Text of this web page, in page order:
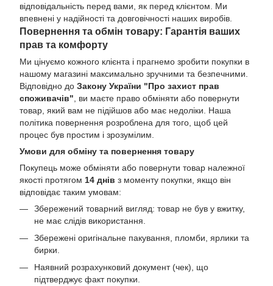
відповідальність перед вами, як перед клієнтом. Ми
впевнені у надійності та довговічності наших виробів.
Повернення та обмін товару: Гарантія ваших
прав та комфорту
Ми цінуємо кожного клієнта і прагнемо зробити покупки в
нашому магазині максимально зручними та безпечними.
Відповідно до Закону України "Про захист прав
споживачів" , ви маєте право обміняти або повернути
товар, який вам не підійшов або має недоліки. Наша
політика повернення розроблена для того, щоб цей
процес був простим і зрозумілим.
Умови для обміну та повернення товару
Покупець може обміняти або повернути товар належної
якості протягом 14 днів з моменту покупки, якщо він
відповідає таким умовам:
Збережений товарний вигляд: товар не був у вжитку,
не має слідів використання.
Збережені оригінальне пакування, пломби, ярлики та
бирки.
Наявний розрахунковий документ (чек), що
підтверджує факт покупки.